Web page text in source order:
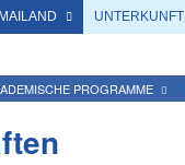
UNTERKUNFT
PROGRAMME